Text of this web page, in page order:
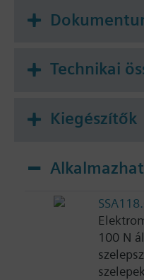
Technikai
Kiegészítők
100 N